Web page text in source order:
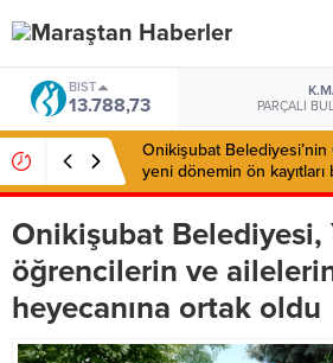
DOLAR
47,5954 PARÇALI
Onikişubat Belediyesi’nin
başvurularında son gün 7
Onikişubat Belediyesi,
öğrencilerin ve
heyecanına ortak oldu